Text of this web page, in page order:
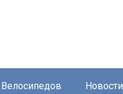
Новости